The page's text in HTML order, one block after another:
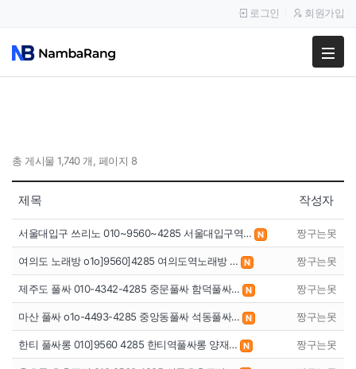
팔고
이용후기
로그인 회원가입
총 게시물 1,740 개, 페이지 8
제목 작성자
서울대입구 쓰리노 010~9560~4285 서울대입구역… N 짱구는못
여의도 노래방 o1o]9560]4285 여의도역노래방 … N 짱구는못
제주도 풀싸 010-4342-4285 중문풀싸 함덕풀싸… N 짱구는못
마산 풀싸 o1o-4493-4285 중앙동풀싸 석동풀싸… N 짱구는못
한티 풀싸롱 010]9560 4285 한티역풀싸롱 양재… N 짱구는못